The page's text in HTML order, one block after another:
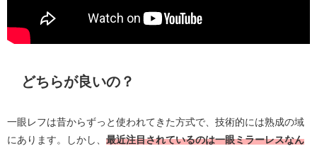
どちらが良いの？
一眼レフは昔からずっと使われてきた方式で、技術的には熟成の域
にあります。しかし、 最近注目されているのは一眼ミラーレスなん